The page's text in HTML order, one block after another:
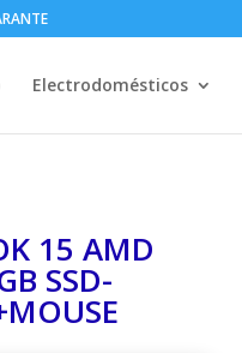
Electrodomésticos
15 AMD
SSD-